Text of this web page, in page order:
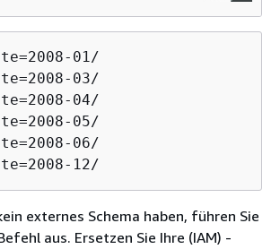
01/
03/
04/
05/
06/
12/
externes Schema haben, führen Sie
aus. Ersetzen Sie Ihre (IAM) -